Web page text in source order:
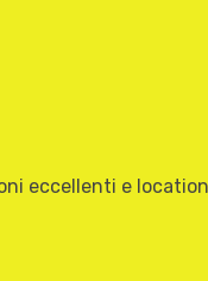
eccellenti e